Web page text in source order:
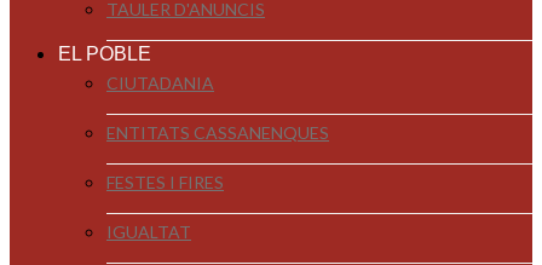
TAULER D'ANUNCIS
EL POBLE
CIUTADANIA
ENTITATS CASSANENQUES
FESTES I FIRES
IGUALTAT